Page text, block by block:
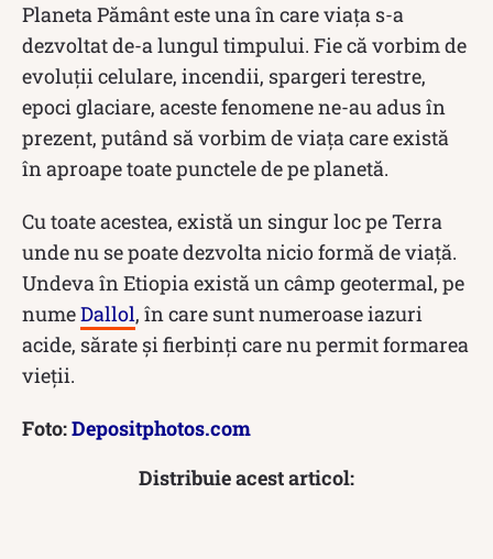
Planeta Pământ este una în care viața s-a
dezvoltat de-a lungul timpului. Fie că vorbim de
evoluții celulare, incendii, spargeri terestre,
epoci glaciare, aceste fenomene ne-au adus în
prezent, putând să vorbim de viața care există
în aproape toate punctele de pe planetă.
Cu toate acestea, există un singur loc pe Terra
unde nu se poate dezvolta nicio formă de viață.
Undeva în Etiopia există un câmp geotermal, pe
numeDallol, în care sunt numeroase iazuri
acide, sărate și fierbinți care nu permit formarea
vieții.
Foto:Depositphotos.com
Distribuie acest articol: